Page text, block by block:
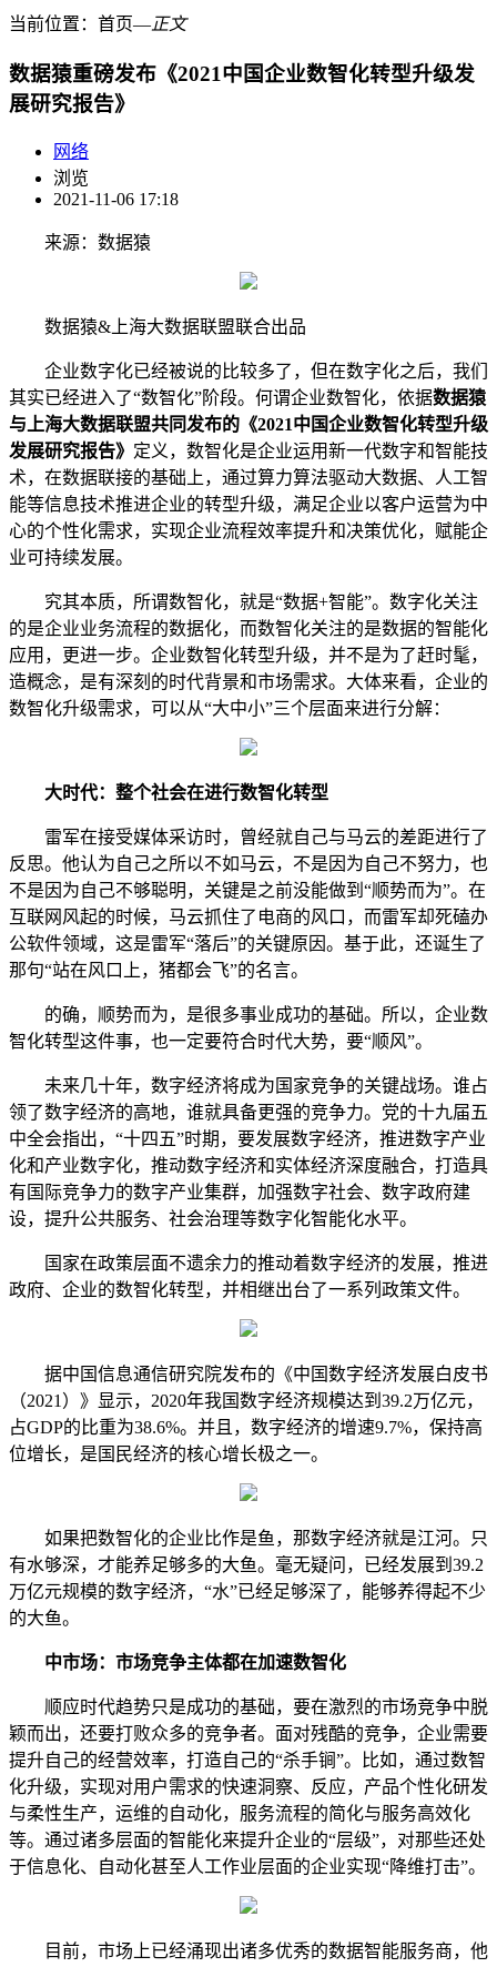
当前位置： 首页―正文
数据猿重磅发布《2021中国企业数智化转型升级发
展研究报告》
网络
浏览
2021-11-06 17:18
来源：数据猿
数据猿&上海大数据联盟联合出品
企业数字化已经被说的比较多了，但在数字化之后，我们
其实已经进入了“数智化”阶段。何谓企业数智化，依据数据猿
与上海大数据联盟共同发布的《2021中国企业数智化转型升级
发展研究报告》 定义，数智化是企业运用新一代数字和智能技
术，在数据联接的基础上，通过算力算法驱动大数据、人工智
能等信息技术推进企业的转型升级，满足企业以客户运营为中
心的个性化需求，实现企业流程效率提升和决策优化，赋能企
业可持续发展。
究其本质，所谓数智化，就是“数据+智能”。数字化关注
的是企业业务流程的数据化，而数智化关注的是数据的智能化
应用，更进一步。企业数智化转型升级，并不是为了赶时髦，
造概念，是有深刻的时代背景和市场需求。大体来看，企业的
数智化升级需求，可以从“大中小”三个层面来进行分解：
大时代：整个社会在进行数智化转型
雷军在接受媒体采访时，曾经就自己与马云的差距进行了
反思。他认为自己之所以不如马云，不是因为自己不努力，也
不是因为自己不够聪明，关键是之前没能做到“顺势而为”。在
互联网风起的时候，马云抓住了电商的风口，而雷军却死磕办
公软件领域，这是雷军“落后”的关键原因。基于此，还诞生了
那句“站在风口上，猪都会飞”的名言。
的确，顺势而为，是很多事业成功的基础。所以，企业数
智化转型这件事，也一定要符合时代大势，要“顺风”。
未来几十年，数字经济将成为国家竞争的关键战场。谁占
领了数字经济的高地，谁就具备更强的竞争力。党的十九届五
中全会指出，“十四五”时期，要发展数字经济，推进数字产业
化和产业数字化，推动数字经济和实体经济深度融合，打造具
有国际竞争力的数字产业集群，加强数字社会、数字政府建
设，提升公共服务、社会治理等数字化智能化水平。
国家在政策层面不遗余力的推动着数字经济的发展，推进
政府、企业的数智化转型，并相继出台了一系列政策文件。
据中国信息通信研究院发布的《中国数字经济发展白皮书
（2021）》显示，2020年我国数字经济规模达到39.2万亿元，
占GDP的比重为38.6%。并且，数字经济的增速9.7%，保持高
位增长，是国民经济的核心增长极之一。
如果把数智化的企业比作是鱼，那数字经济就是江河。只
有水够深，才能养足够多的大鱼。毫无疑问，已经发展到39.2
万亿元规模的数字经济，“水”已经足够深了，能够养得起不少
的大鱼。
中市场：市场竞争主体都在加速数智化
顺应时代趋势只是成功的基础，要在激烈的市场竞争中脱
颖而出，还要打败众多的竞争者。面对残酷的竞争，企业需要
提升自己的经营效率，打造自己的“杀手锏”。比如，通过数智
化升级，实现对用户需求的快速洞察、反应，产品个性化研发
与柔性生产，运维的自动化，服务流程的简化与服务高效化
等。通过诸多层面的智能化来提升企业的“层级”，对那些还处
于信息化、自动化甚至人工作业层面的企业实现“降维打击”。
目前，市场上已经涌现出诸多优秀的数据智能服务商，他